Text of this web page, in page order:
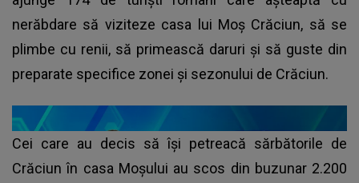
nerăbdare să viziteze casa lui Moș Crăciun, să se
plimbe cu renii, să primească daruri și să guste din
preparate specifice zonei și sezonului de Crăciun.
Cei care au decis să își petreacă sărbătorile de
Crăciun în casa Moșului au scos din buzunar 2.200